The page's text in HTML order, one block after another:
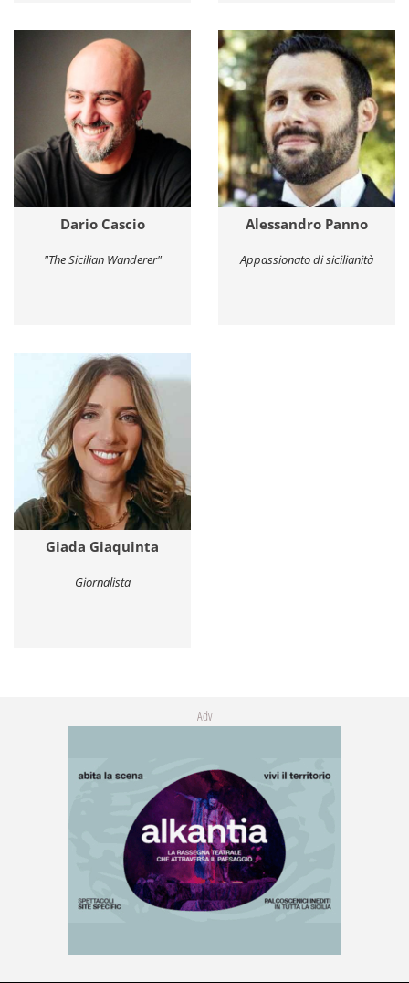
Dario Cascio
"The Sicilian Wanderer"
Alessandro Panno
Appassionato di sicilianità
Giada Giaquinta
Giornalista
Adv